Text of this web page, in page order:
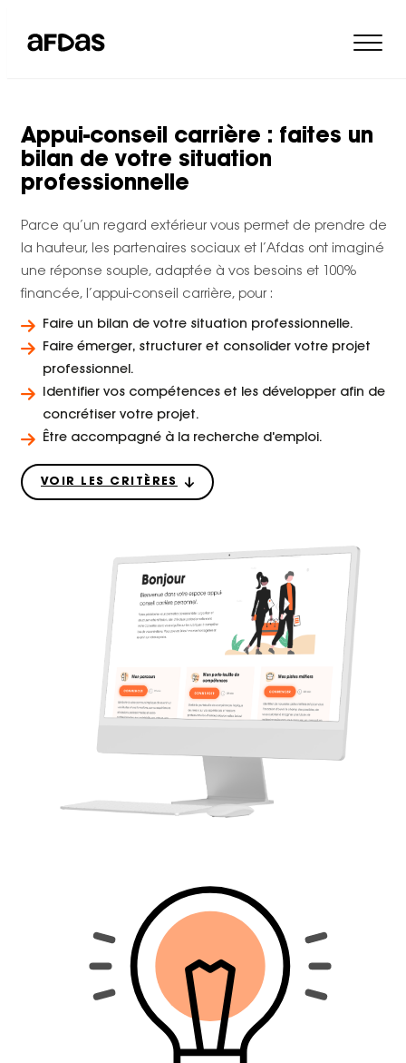
Appui-conseil carrière : faites un
bilan de votre situation
professionnelle
Parce qu’un regard extérieur vous permet de prendre de
la hauteur, les partenaires sociaux et l’Afdas ont imaginé
une réponse souple, adaptée à vos besoins et 100%
financée, l’appui-conseil carrière, pour :
Faire un bilan de votre situation professionnelle.
Faire émerger, structurer et consolider votre projet
professionnel.
Identifier vos compétences et les développer afin de
concrétiser votre projet.
Être accompagné à la recherche d'emploi.
VOIR LES CRITÈRES